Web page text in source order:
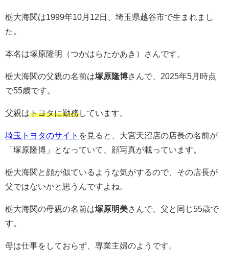
栃大海関は1999年10月12日、埼玉県越谷市で生まれまし
た。
本名は塚原隆明（つかはらたかあき）さんです。
栃大海関の父親の名前は塚原隆博さんで、2025年5月時点
で55歳です。
父親はトヨタに勤務しています。
埼玉トヨタのサイト を見ると、 大宮天沼店の店長の名前が
「塚原隆博」となっていて、顔写真が載っています。
栃大海関と顔が似ているような気がするので、その店長が
父ではないかと思うんですよね。
栃大海関の母親の名前は塚原明美さんで、父と同じ55歳で
す。
母は仕事をしておらず、専業主婦のようです。